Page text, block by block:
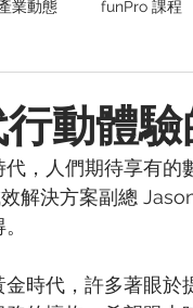
業動態 funPro 課程
動體
，人們期待享有
解決方案副總
時代，許多著眼